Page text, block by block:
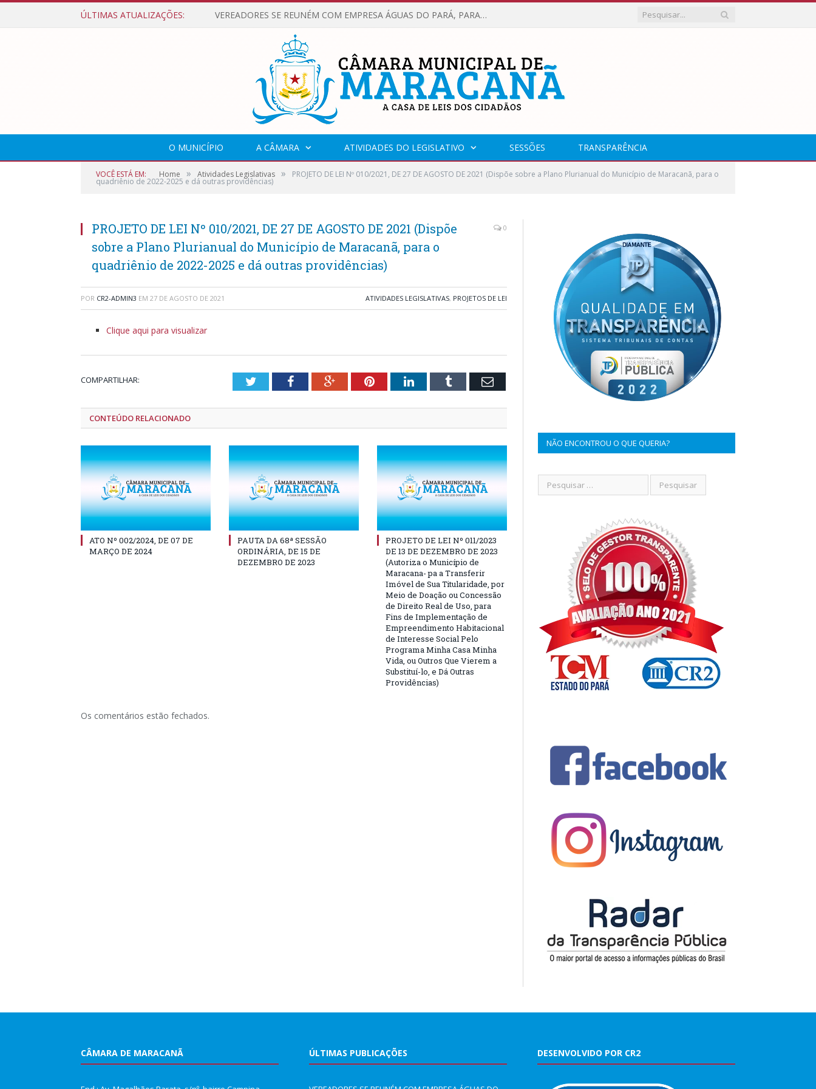
ÚLTIMAS ATUALIZAÇÕES: VEREADORES SE REUNÉM COM EMPRESA ÁGUAS DO PARÁ, PARA APRESENTAR REIVINDICAÇÕES E MELHORIAS NA QUALIDADE DOS SERVIÇOS OFERECIDOS Á POPULAÇÃO.
O MUNICÍPIO A CÂMARA ATIVIDADES DO LEGISLATIVO SESSÕES TRANSPARÊNCIA
VOCÊ ESTÁ EM: Home » Atividades Legislativas » PROJETO DE LEI Nº 010/2021, DE 27 DE AGOSTO DE 2021 (Dispõe sobre a Plano Plurianual do Município de Maracanã, para o
quadriênio de 2022-2025 e dá outras providências)
PROJETO DE LEI Nº 010/2021, DE 27 DE AGOSTO DE 2021 (Dispõe
sobre a Plano Plurianual do Município de Maracanã, para o
quadriênio de 2022-2025 e dá outras providências)
0
POR CR2-ADMIN3 EM 27 DE AGOSTO DE 2021 ATIVIDADES LEGISLATIVAS, PROJETOS DE LEI
Clique aqui para visualizar
COMPARTILHAR: TwitterFacebookGoogle+PinterestLinkedInTumblr Email
CONTEÚDO RELACIONADO
ATO Nº 002/2024, DE 07 DE
MARÇO DE 2024
PAUTA DA 68ª SESSÃO
ORDINÁRIA, DE 15 DE
DEZEMBRO DE 2023
PROJETO DE LEI Nº 011/2023
DE 13 DE DEZEMBRO DE 2023
(Autoriza o Município de
Maracana- pa a Transferir
Imóvel de Sua Titularidade, por
Meio de Doação ou Concessão
de Direito Real de Uso, para
Fins de Implementação de
Empreendimento Habitacional
de Interesse Social Pelo
Programa Minha Casa Minha
Vida, ou Outros Que Vierem a
Substituí-lo, e Dá Outras
Providências)
Os comentários estão fechados.
NÃO ENCONTROU O QUE QUERIA?
CÂMARA DE MARACANÃ ÚLTIMAS PUBLICAÇÕES DESENVOLVIDO POR CR2